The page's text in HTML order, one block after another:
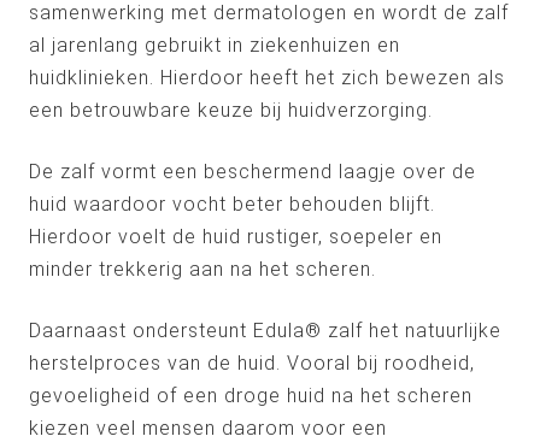
samenwerking met dermatologen en wordt de zalf
al jarenlang gebruikt in ziekenhuizen en
huidklinieken. Hierdoor heeft het zich bewezen als
een betrouwbare keuze bij huidverzorging.
De zalf vormt een beschermend laagje over de
huid waardoor vocht beter behouden blijft.
Hierdoor voelt de huid rustiger, soepeler en
minder trekkerig aan na het scheren.
Daarnaast ondersteunt Edula® zalf het natuurlijke
herstelproces van de huid. Vooral bij roodheid,
gevoeligheid of een droge huid na het scheren
kiezen veel mensen daarom voor een